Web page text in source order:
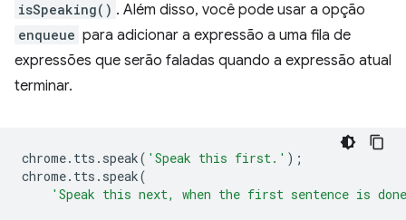
isSpeaking() . Além disso, você pode usar a opção
enqueue para adicionar a expressão a uma fila de
expressões que serão faladas quando a expressão atual
terminar.
chrome. tts . speak( 'Speak this first.' );
chrome. tts . speak(
'Speak this next, when the first sentence is